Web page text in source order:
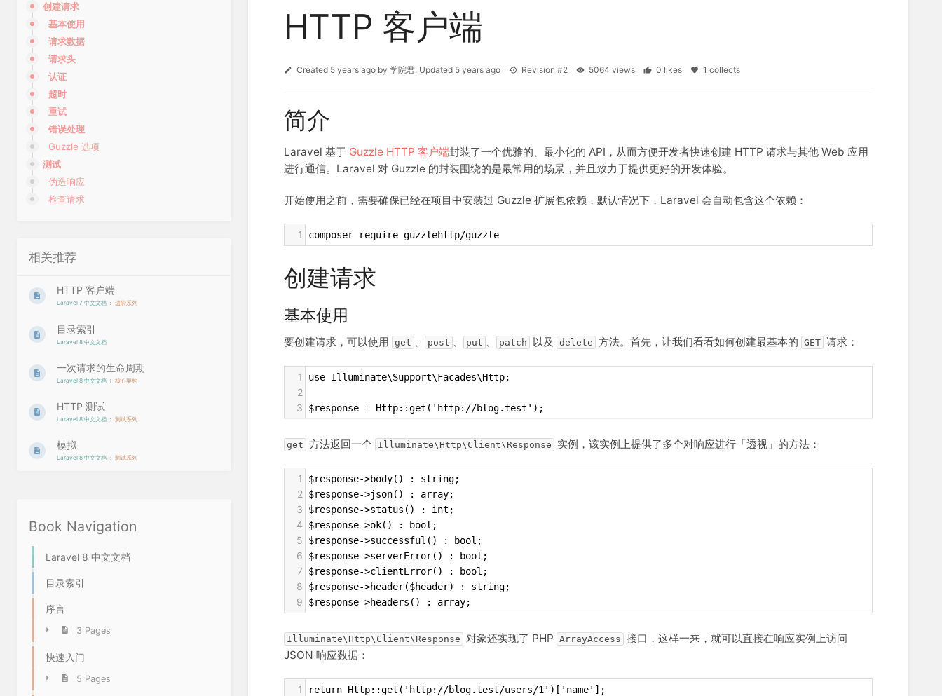
Book Navigation
Laravel 8 中文文档
目录索引
序言
3 Pages
快速入门
5 Pages
HTTP 客户端
Created 5 years ago by 学院君, Updated 5 years ago Revision #2 5064 views 0 likes 1 collects
简介
Laravel 基于 Guzzle HTTP 客户端封装了一个优雅的、最小化的 API，从而方便开发者快速创建 HTTP 请求与其他 Web 应用
进行通信。Laravel 对 Guzzle 的封装围绕的是最常用的场景，并且致力于提供更好的开发体验。
开始使用之前，需要确保已经在项目中安装过 Guzzle 扩展包依赖，默认情况下，Laravel 会自动包含这个依赖：
1 composer require guzzlehttp/guzzle
创建请求
基本使用
要创建请求，可以使用 get 、 post 、 put 、 patch 以及 delete 方法。首先，让我们看看如何创建最基本的 GET 请求：
1 use Illuminate\Support\Facades\Http;
2
3
$response = Http::get('http://blog.test');
get 方法返回一个 Illuminate\Http\Client\Response 实例，该实例上提供了多个对响应进行「透视」的方法：
1 $response->body() : string;
2 $response->json() : array;
3 $response->status() : int;
4 $response->ok() : bool;
5 $response->successful() : bool;
6 $response->serverError() : bool;
7 $response->clientError() : bool;
8 $response->header($header) : string;
9 $response->headers() : array;
Illuminate\Http\Client\Response 对象还实现了 PHP ArrayAccess 接口，这样一来，就可以直接在响应实例上访问
JSON 响应数据：
1 return Http::get('http://blog.test/users/1')['name'];
创建请求
基本使用
请求数据
请求头
认证
超时
重试
错误处理
Guzzle 选项
测试
伪造响应
检查请求
相关推荐
HTTP 客户端
Laravel 7 中文文档 进阶系列
目录索引
Laravel 8 中文文档
一次请求的生命周期
Laravel 8 中文文档 核心架构
HTTP 测试
Laravel 8 中文文档 测试系列
模拟
Laravel 8 中文文档 测试系列